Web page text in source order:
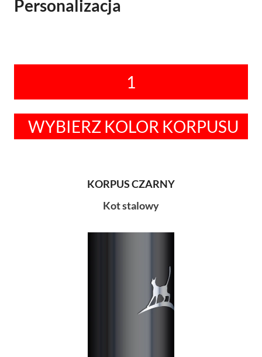
Personalizacja
1
WYBIERZ KOLOR KORPUSU
KORPUS CZARNY
Kot stalowy